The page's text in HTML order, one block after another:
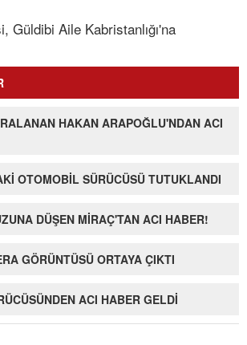
Güldibi Aile Kabristanlığı'na
HAKAN ARAPOĞLU'NDAN ACI
OTOMOBİL SÜRÜCÜSÜ TUTUKLANDI
DÜŞEN MİRAÇ'TAN ACI HABER!
GÖRÜNTÜSÜ ORTAYA ÇIKTI
ACI HABER GELDİ